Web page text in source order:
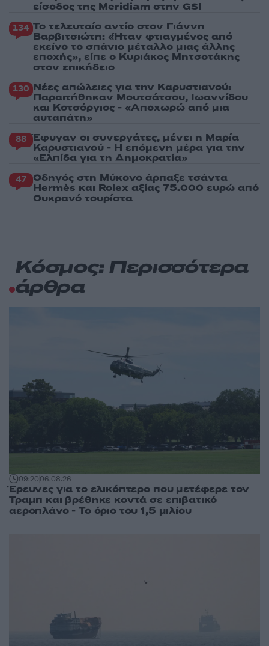
είσοδος της Meridiam στην GSI
134 Το τελευταίο αντίο στον Γιάννη
Βαρβιτσιώτη: «Ήταν φτιαγμένος από
εκείνο το σπάνιο μέταλλο μιας άλλης
εποχής», είπε ο Κυριάκος Μητσοτάκης
στον επικήδειο
130 Νέες απώλειες για την Καρυστιανού:
Παραιτήθηκαν Μουτσάτσου, Ιωαννίδου
και Κοτσόργιος - «Αποχωρώ από μια
αυταπάτη»
88 Έφυγαν οι συνεργάτες, μένει η Μαρία
Καρυστιανού - Η επόμενη μέρα για την
«Ελπίδα για τη Δημοκρατία»
47 Οδηγός στη Μύκονο άρπαξε τσάντα
Hermès και Rolex αξίας 75.000 ευρώ από
Ουκρανό τουρίστα
Κόσμος: Περισσότερα
άρθρα
09:2006.08.26
Έρευνες για το ελικόπτερο που μετέφερε τον
Τραμπ και βρέθηκε κοντά σε επιβατικό
αεροπλάνο - Το όριο του 1,5 μιλίου